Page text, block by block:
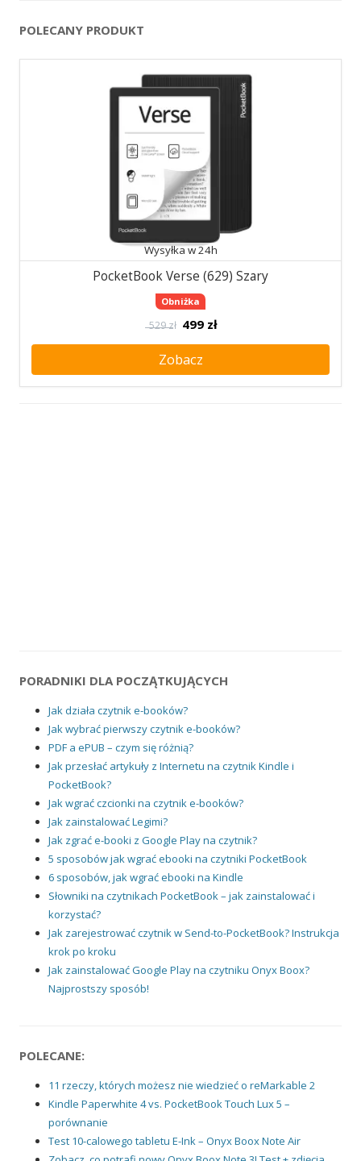
POLECANY PRODUKT
Wysyłka w 24h
PocketBook Verse (629) Szary
Obniżka
529 zł 499 zł
Zobacz
PORADNIKI DLA POCZĄTKUJĄCYCH
Jak działa czytnik e-booków?
Jak wybrać pierwszy czytnik e-booków?
PDF a ePUB – czym się różnią?
Jak przesłać artykuły z Internetu na czytnik Kindle i
PocketBook?
Jak wgrać czcionki na czytnik e-booków?
Jak zainstalować Legimi?
Jak zgrać e-booki z Google Play na czytnik?
5 sposobów jak wgrać ebooki na czytniki PocketBook
6 sposobów, jak wgrać ebooki na Kindle
Słowniki na czytnikach PocketBook – jak zainstalować i
korzystać?
Jak zarejestrować czytnik w Send-to-PocketBook? Instrukcja
krok po kroku
Jak zainstalować Google Play na czytniku Onyx Boox?
Najprostszy sposób!
POLECANE:
11 rzeczy, których możesz nie wiedzieć o reMarkable 2
Kindle Paperwhite 4 vs. PocketBook Touch Lux 5 –
porównanie
Test 10-calowego tabletu E-Ink – Onyx Boox Note Air